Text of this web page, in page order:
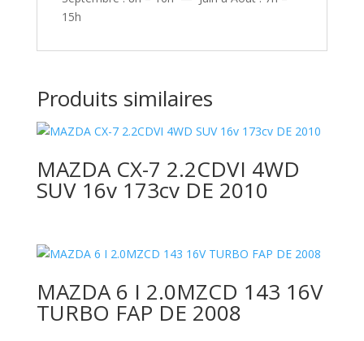
15h
Produits similaires
MAZDA CX-7 2.2CDVI 4WD
SUV 16v 173cv DE 2010
MAZDA 6 I 2.0MZCD 143 16V
TURBO FAP DE 2008